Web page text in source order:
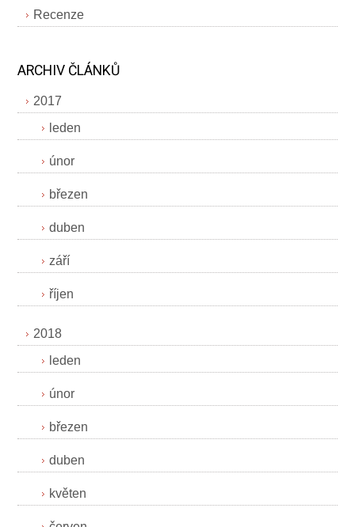
Recenze
ARCHIV ČLÁNKŮ
2017
leden
únor
březen
duben
září
říjen
2018
leden
únor
březen
duben
květen